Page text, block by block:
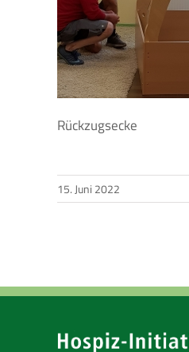
Rückzugsecke
15. Juni 2022